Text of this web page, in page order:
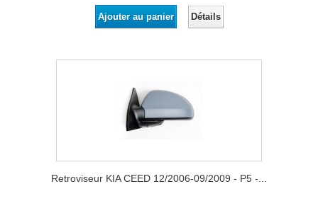
Ajouter au panier Détails
Retroviseur KIA CEED 12/2006-09/2009 - P5 -...